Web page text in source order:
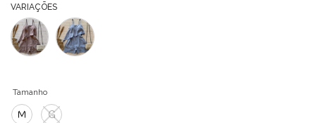
VARIAÇÕES
Tamanho
M G